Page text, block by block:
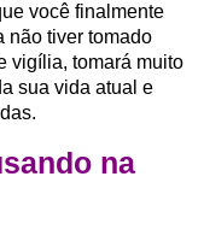
você finalmente
não tiver tomado
vigília, tomará muito
sua vida atual e
na